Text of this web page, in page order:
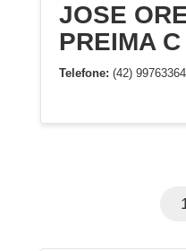
JOSE
PREIMA
Telefone: (42) 99763364